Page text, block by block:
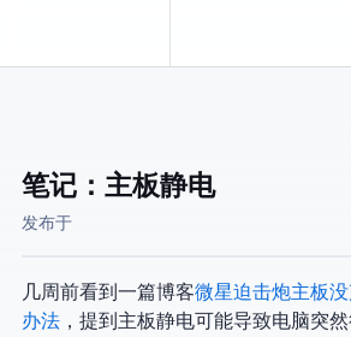
笔记：主板静电
发布于
几周前看到一篇博客LALA - 微星B360M迫击
办法 ，提到主板静电可能导致电脑突